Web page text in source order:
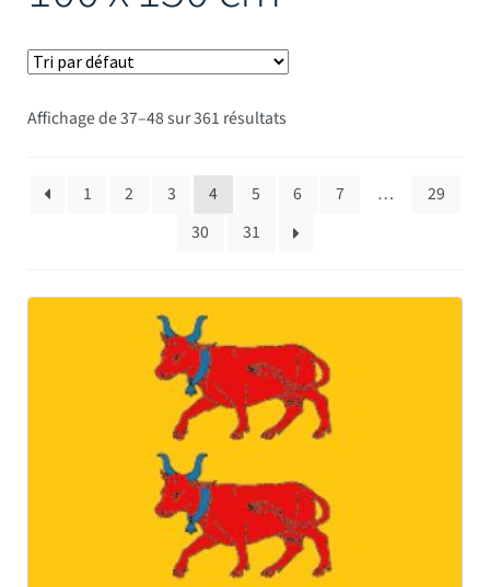
Affichage de 37–48 sur 361 résultats
1 2 3 4 5 6 7 …
29
30
31